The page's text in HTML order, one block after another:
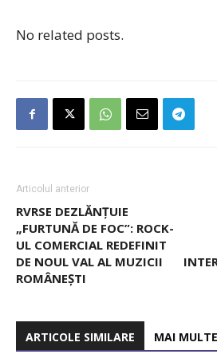
No related posts.
Articolul anterior
RVRSE DEZLĂNȚUIE
„FURTUNĂ DE FOC”: ROCK-
UL COMERCIAL REDEFINIT
DE NOUL VAL AL MUZICII
ROMÂNEȘTI
ARTICOLE SIMILARE MAI